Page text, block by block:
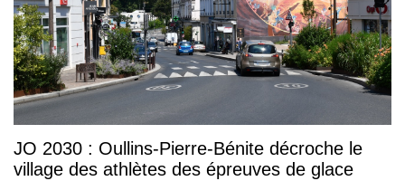
JO 2030 : Oullins-Pierre-Bénite décroche le
village des athlètes des épreuves de glace